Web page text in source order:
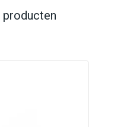
producten